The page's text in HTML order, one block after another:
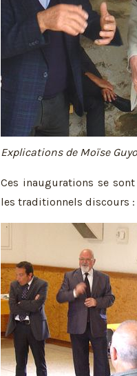
Explications de Moïse
Ces inaugurations se
les traditionnels discours :